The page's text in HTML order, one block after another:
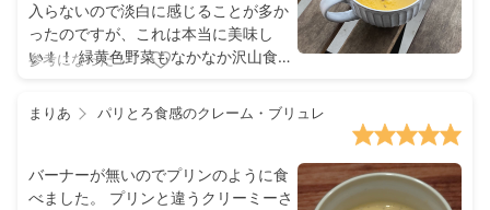
入らないので淡白に感じることが多か
ったのですが、これは本当に美味し
い！！ 緑黄色野菜もなかなか沢山食べ
に頂けそうです。
参考になった！
まりあ パリとろ食感のクレーム・ブリュレ
バーナーが無いのでプリンのように食
べました。 プリンと違うクリーミーさ